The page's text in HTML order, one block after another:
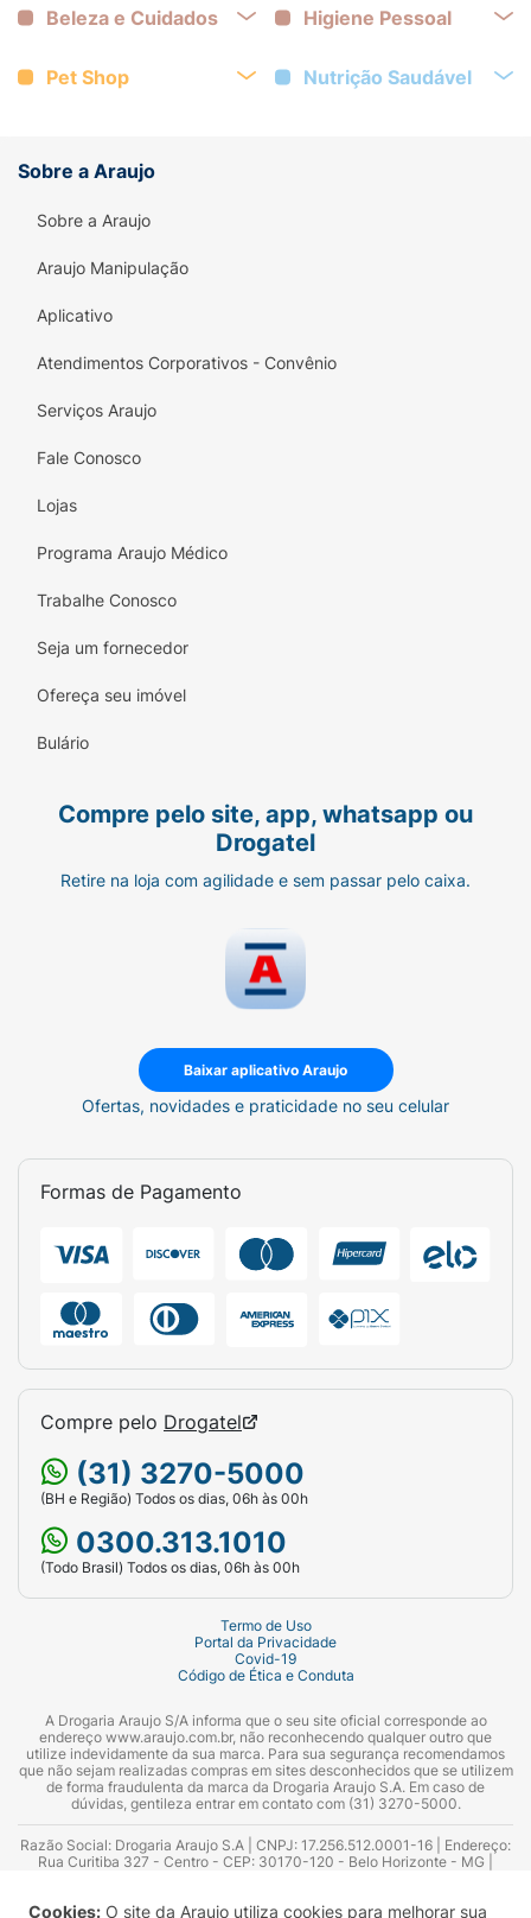
Cookies: O site da Araujo utiliza cookies para melhorar sua
Beleza e Cuidados Higiene Pessoal
Pet Shop Nutrição Saudável
Sobre a Araujo
Sobre a Araujo
Araujo Manipulação
Aplicativo
Atendimentos Corporativos - Convênio
Serviços Araujo
Fale Conosco
Lojas
Programa Araujo Médico
Trabalhe Conosco
Seja um fornecedor
Ofereça seu imóvel
Bulário
Compre pelo site, app, whatsapp ou
Drogatel
Retire na loja com agilidade e sem passar pelo caixa.
Baixar aplicativo Araujo
Ofertas, novidades e praticidade no seu celular
Formas de Pagamento
Compre pelo Drogatel
(31) 3270-5000
(BH e Região) Todos os dias, 06h às 00h
0300.313.1010
(Todo Brasil) Todos os dias, 06h às 00h
Termo de Uso
Portal da Privacidade
Covid-19
Código de Ética e Conduta
A Drogaria Araujo S/A informa que o seu site oficial corresponde ao
endereço www.araujo.com.br, não reconhecendo qualquer outro que
utilize indevidamente da sua marca. Para sua segurança recomendamos
que não sejam realizadas compras em sites desconhecidos que se utilizem
de forma fraudulenta da marca da Drogaria Araujo S.A. Em caso de
dúvidas, gentileza entrar em contato com (31) 3270-5000.
Razão Social: Drogaria Araujo S.A | CNPJ: 17.256.512.0001-16 | Endereço:
Rua Curitiba 327 - Centro - CEP: 30170-120 - Belo Horizonte - MG |
Azevedo Guimarães – CRF 10.965 | Yasmin Silva Alvarenga – CRF 52.584 -